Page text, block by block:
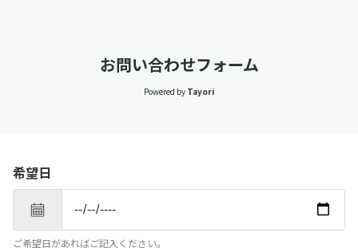
お問い合わせフォーム
Powered by Tayori
希望日
ご希望日があればご記入ください。